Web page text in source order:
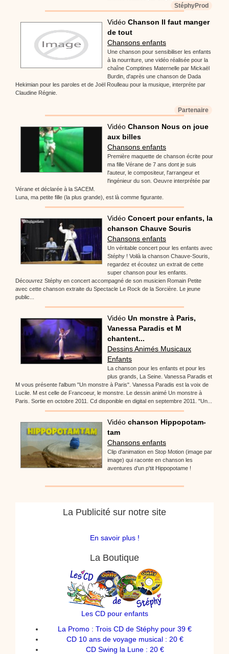
StéphyProd
Vidéo Chanson Il faut manger
de tout
Chansons enfants
Une chanson pour sensibiliser les enfants
à la nourriture, une vidéo réalisée pour la
chaîne Comptines Maternelle par Mickaël
Burdin, d'après une chanson de Dada
Hekimian pour les paroles et de Joël Roulleau pour la musique, interpréte par
Claudine Régnie.
Partenaire
Vidéo Chanson Nous on joue
aux billes
Chansons enfants
Première maquette de chanson écrite pour
ma fille Vérane de 7 ans dont je suis
l'auteur, le compositeur, l'arrangeur et
l'ingénieur du son. Oeuvre interprétée par
Vérane et déclarée à la SACEM.
Luna, ma petite fille (la plus grande), est là comme figurante.
Vidéo Concert pour enfants, la
chanson Chauve Souris
Chansons enfants
Un véritable concert pour les enfants avec
Stéphy ! Voilà la chanson Chauve-Souris,
regardez et écoutez un extrait de cette
super chanson pour les enfants.
Découvrez Stéphy en concert accompagné de son musicien Romain Petite
avec cette chanson extraite du Spectacle Le Rock de la Sorcière. Le jeune
public...
Vidéo Un monstre à Paris,
Vanessa Paradis et M
chantent...
Dessins Animés Musicaux
Enfants
La chanson pour les enfants et pour les
plus grands, La Seine. Vanessa Paradis et
M vous présente l'album "Un monstre à Paris". Vanessa Paradis est la voix de
Lucile. M est celle de Francoeur, le monstre. Le dessin animé Un monstre à
Paris. Sortie en octobre 2011. Cd disponible en digital en septembre 2011. "Un...
Vidéo chanson Hippopotam-
tam
Chansons enfants
Clip d'animation en Stop Motion (image par
image) qui raconte en chanson les
aventures d'un p'tit Hippopotame !
La Publicité sur notre site
En savoir plus !
La Boutique
Les CD pour enfants
La Promo : Trois CD de Stéphy pour 39 €
CD 10 ans de voyage musical : 20 €
CD Swing la Lune : 20 €